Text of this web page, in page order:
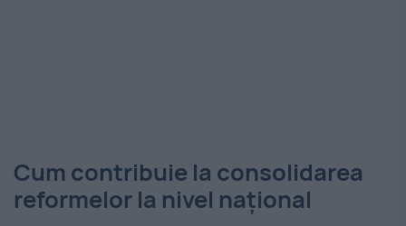
Cum contribuie la consolidarea
reformelor la nivel național